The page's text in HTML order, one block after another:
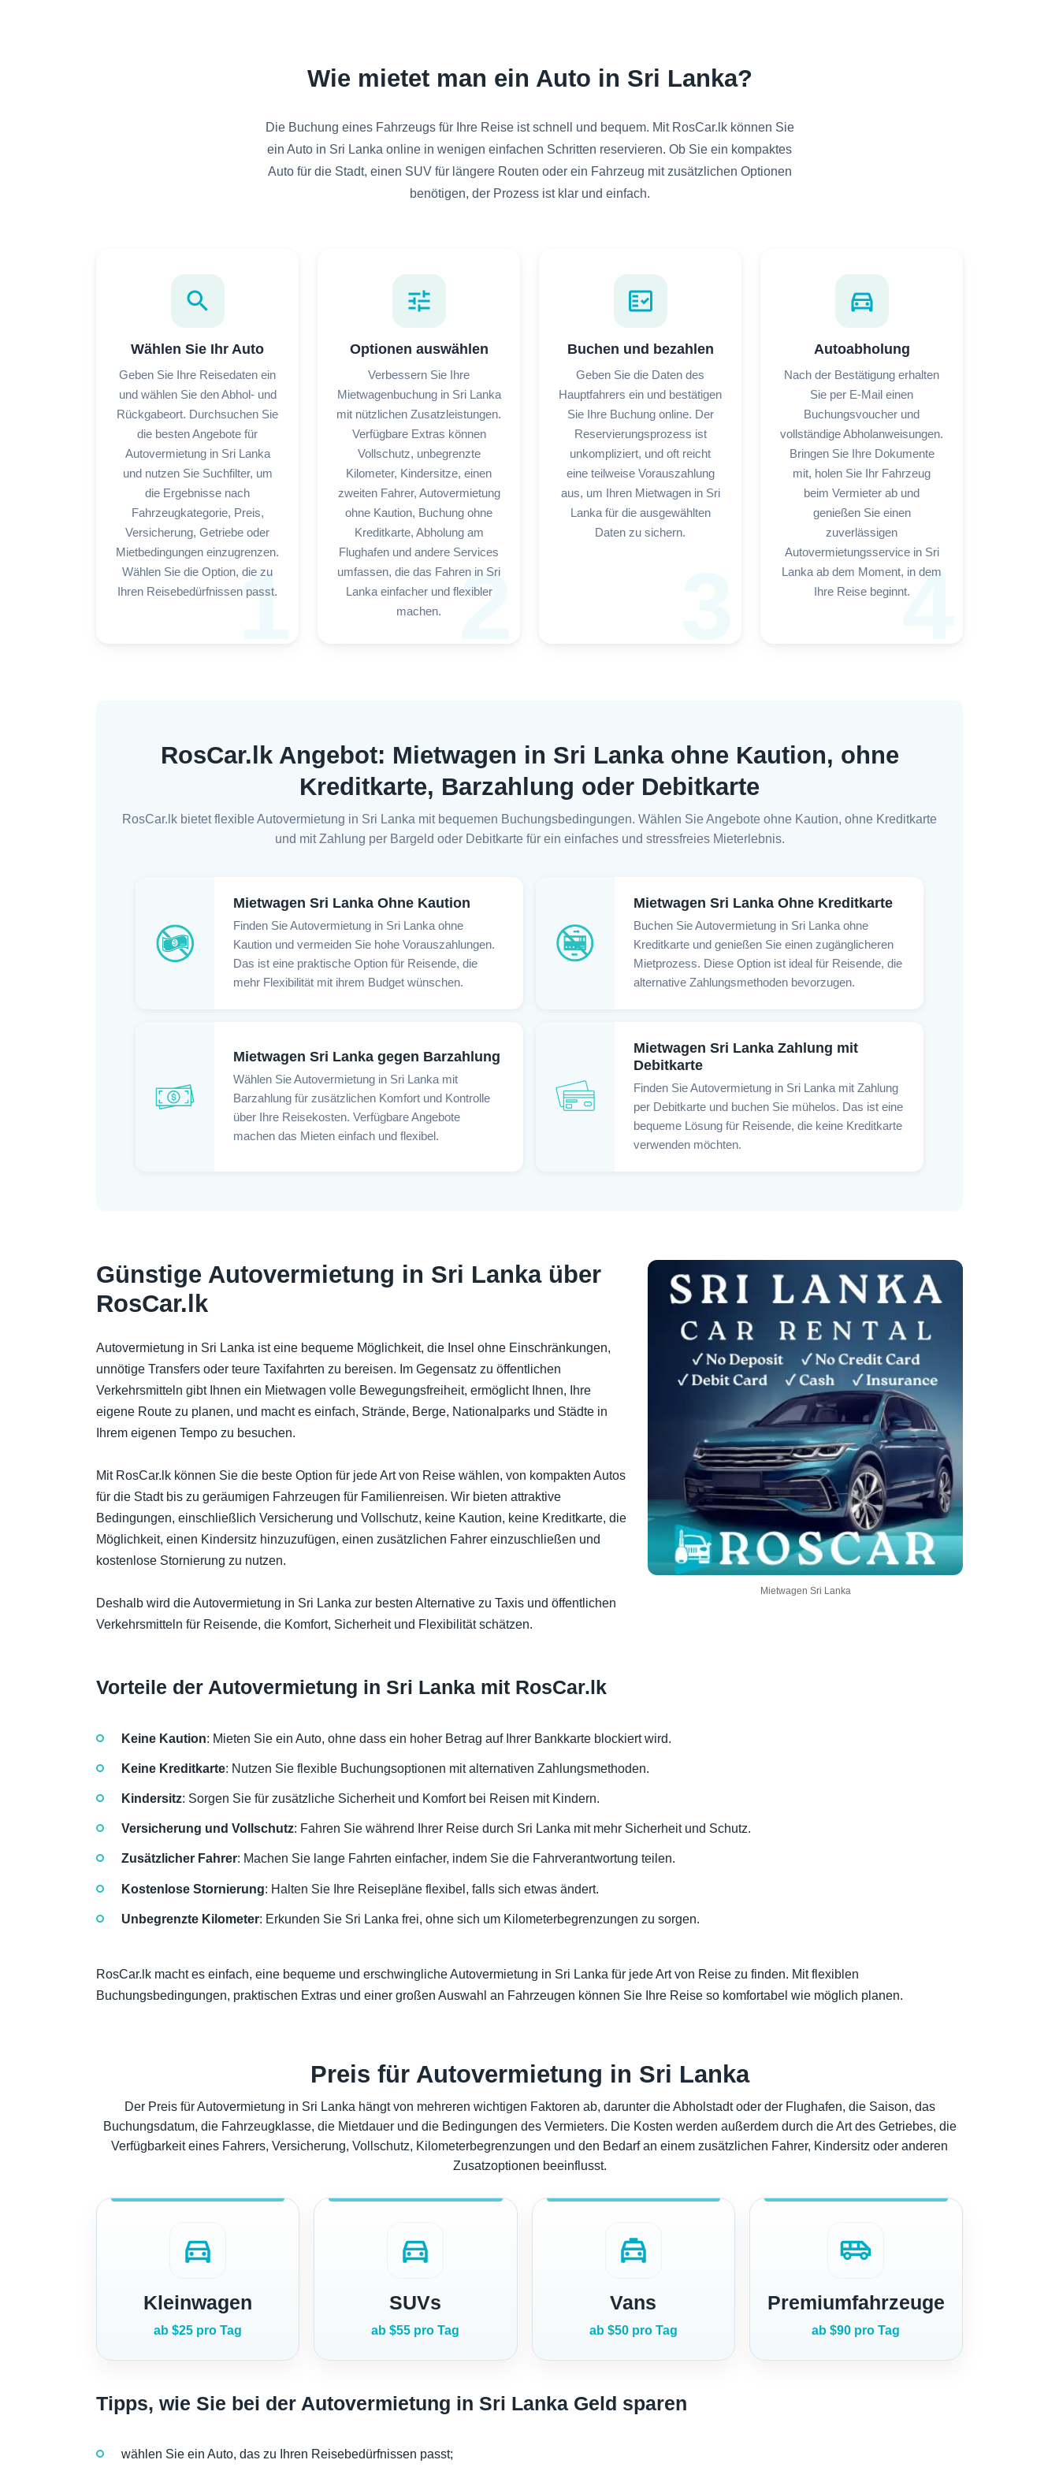
Wie mietet man ein Auto in Sri Lanka?
Die Buchung eines Fahrzeugs für Ihre Reise ist schnell und bequem. Mit RosCar.lk können Sie
ein Auto in Sri Lanka online in wenigen einfachen Schritten reservieren. Ob Sie ein kompaktes
Auto für die Stadt, einen SUV für längere Routen oder ein Fahrzeug mit zusätzlichen Optionen
benötigen, der Prozess ist klar und einfach.
1
search
Wählen Sie Ihr Auto
Geben Sie Ihre Reisedaten ein
und wählen Sie den Abhol- und
Rückgabeort. Durchsuchen Sie
die besten Angebote für
Autovermietung in Sri Lanka
und nutzen Sie Suchfilter, um
die Ergebnisse nach
Fahrzeugkategorie, Preis,
Versicherung, Getriebe oder
Mietbedingungen einzugrenzen.
Wählen Sie die Option, die zu
Ihren Reisebedürfnissen passt.
2
tune
Optionen auswählen
Verbessern Sie Ihre
Mietwagenbuchung in Sri Lanka
mit nützlichen Zusatzleistungen.
Verfügbare Extras können
Vollschutz, unbegrenzte
Kilometer, Kindersitze, einen
zweiten Fahrer, Autovermietung
ohne Kaution, Buchung ohne
Kreditkarte, Abholung am
Flughafen und andere Services
umfassen, die das Fahren in Sri
Lanka einfacher und flexibler
machen.
fact_check
Buchen und bezahlen
Geben Sie die Daten des
Hauptfahrers ein und bestätigen
Sie Ihre Buchung online. Der
Reservierungsprozess ist
unkompliziert, und oft reicht
eine teilweise Vorauszahlung
aus, um Ihren Mietwagen in Sri
Lanka für die ausgewählten
Daten zu sichern.
4
directions_car
Autoabholung
Nach der Bestätigung erhalten
Sie per E-Mail einen
Buchungsvoucher und
vollständige Abholanweisungen.
Bringen Sie Ihre Dokumente
mit, holen Sie Ihr Fahrzeug
beim Vermieter ab und
genießen Sie einen
zuverlässigen
Autovermietungsservice in Sri
Lanka ab dem Moment, in dem
Ihre Reise beginnt.
RosCar.lk Angebot: Mietwagen in Sri Lanka ohne Kaution, ohne
Kreditkarte, Barzahlung oder Debitkarte
RosCar.lk bietet flexible Autovermietung in Sri Lanka mit bequemen Buchungsbedingungen. Wählen Sie Angebote ohne Kaution, ohne Kreditkarte
und mit Zahlung per Bargeld oder Debitkarte für ein einfaches und stressfreies Mieterlebnis.
Mietwagen Sri Lanka Ohne Kaution
Finden Sie Autovermietung in Sri Lanka ohne
Kaution und vermeiden Sie hohe Vorauszahlungen.
Das ist eine praktische Option für Reisende, die
mehr Flexibilität mit ihrem Budget wünschen.
Mietwagen Sri Lanka Ohne Kreditkarte
Buchen Sie Autovermietung in Sri Lanka ohne
Kreditkarte und genießen Sie einen zugänglicheren
Mietprozess. Diese Option ist ideal für Reisende, die
alternative Zahlungsmethoden bevorzugen.
Mietwagen Sri Lanka gegen Barzahlung
Wählen Sie Autovermietung in Sri Lanka mit
Barzahlung für zusätzlichen Komfort und Kontrolle
über Ihre Reisekosten. Verfügbare Angebote
machen das Mieten einfach und flexibel.
Mietwagen Sri Lanka Zahlung mit
Debitkarte
Finden Sie Autovermietung in Sri Lanka mit Zahlung
per Debitkarte und buchen Sie mühelos. Das ist eine
bequeme Lösung für Reisende, die keine Kreditkarte
verwenden möchten.
Mietwagen Sri Lanka
Günstige Autovermietung in Sri Lanka über
RosCar.lk
Autovermietung in Sri Lanka ist eine bequeme Möglichkeit, die Insel ohne Einschränkungen,
unnötige Transfers oder teure Taxifahrten zu bereisen. Im Gegensatz zu öffentlichen
Verkehrsmitteln gibt Ihnen ein Mietwagen volle Bewegungsfreiheit, ermöglicht Ihnen, Ihre
eigene Route zu planen, und macht es einfach, Strände, Berge, Nationalparks und Städte in
Ihrem eigenen Tempo zu besuchen.
Mit RosCar.lk können Sie die beste Option für jede Art von Reise wählen, von kompakten Autos
für die Stadt bis zu geräumigen Fahrzeugen für Familienreisen. Wir bieten attraktive
Bedingungen, einschließlich Versicherung und Vollschutz, keine Kaution, keine Kreditkarte, die
Möglichkeit, einen Kindersitz hinzuzufügen, einen zusätzlichen Fahrer einzuschließen und
kostenlose Stornierung zu nutzen.
Deshalb wird die Autovermietung in Sri Lanka zur besten Alternative zu Taxis und öffentlichen
Verkehrsmitteln für Reisende, die Komfort, Sicherheit und Flexibilität schätzen.
Vorteile der Autovermietung in Sri Lanka mit RosCar.lk
Keine Kaution: Mieten Sie ein Auto, ohne dass ein hoher Betrag auf Ihrer Bankkarte blockiert wird.
Keine Kreditkarte: Nutzen Sie flexible Buchungsoptionen mit alternativen Zahlungsmethoden.
Kindersitz: Sorgen Sie für zusätzliche Sicherheit und Komfort bei Reisen mit Kindern.
Versicherung und Vollschutz: Fahren Sie während Ihrer Reise durch Sri Lanka mit mehr Sicherheit und Schutz.
Zusätzlicher Fahrer: Machen Sie lange Fahrten einfacher, indem Sie die Fahrverantwortung teilen.
Kostenlose Stornierung: Halten Sie Ihre Reisepläne flexibel, falls sich etwas ändert.
Unbegrenzte Kilometer: Erkunden Sie Sri Lanka frei, ohne sich um Kilometerbegrenzungen zu sorgen.
RosCar.lk macht es einfach, eine bequeme und erschwingliche Autovermietung in Sri Lanka für jede Art von Reise zu finden. Mit flexiblen
Buchungsbedingungen, praktischen Extras und einer großen Auswahl an Fahrzeugen können Sie Ihre Reise so komfortabel wie möglich planen.
Preis für Autovermietung in Sri Lanka
Der Preis für Autovermietung in Sri Lanka hängt von mehreren wichtigen Faktoren ab, darunter die Abholstadt oder der Flughafen, die Saison, das
Buchungsdatum, die Fahrzeugklasse, die Mietdauer und die Bedingungen des Vermieters. Die Kosten werden außerdem durch die Art des Getriebes, die
Verfügbarkeit eines Fahrers, Versicherung, Vollschutz, Kilometerbegrenzungen und den Bedarf an einem zusätzlichen Fahrer, Kindersitz oder anderen
Zusatzoptionen beeinflusst.
directions_car
Kleinwagen
ab $25 pro Tag
directions_car
SUVs
ab $55 pro Tag
local_taxi
Vans
ab $50 pro Tag
airport_shuttle
Premiumfahrzeuge
ab $90 pro Tag
Tipps, wie Sie bei der Autovermietung in Sri Lanka Geld sparen
wählen Sie ein Auto, das zu Ihren Reisebedürfnissen passt;